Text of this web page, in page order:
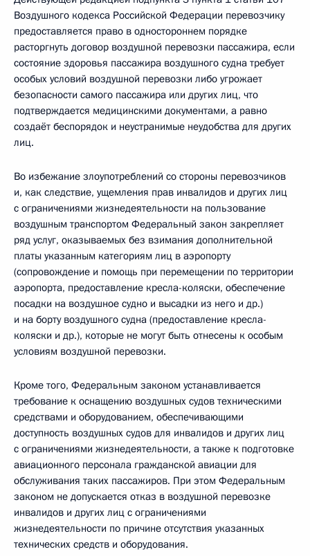
Воздушного кодекса Российской Федерации перевозчику
предоставляется право в одностороннем порядке
расторгнуть договор воздушной перевозки пассажира, если
состояние здоровья пассажира воздушного судна требует
особых условий воздушной перевозки либо угрожает
безопасности самого пассажира или других лиц, что
подтверждается медицинскими документами, а равно
создаёт беспорядок и неустранимые неудобства для других
лиц.
Во избежание злоупотреблений со стороны перевозчиков
и, как следствие, ущемления прав инвалидов и других лиц
с ограничениями жизнедеятельности на пользование
воздушным транспортом Федеральный закон закрепляет
ряд услуг, оказываемых без взимания дополнительной
платы указанным категориям лиц в аэропорту
(сопровождение и помощь при перемещении по территории
аэропорта, предоставление кресла-коляски, обеспечение
посадки на воздушное судно и высадки из него и др.)
и на борту воздушного судна (предоставление кресла-
коляски и др.), которые не могут быть отнесены к особым
условиям воздушной перевозки.
Кроме того, Федеральным законом устанавливается
требование к оснащению воздушных судов техническими
средствами и оборудованием, обеспечивающими
доступность воздушных судов для инвалидов и других лиц
с ограничениями жизнедеятельности, а также к подготовке
авиационного персонала гражданской авиации для
обслуживания таких пассажиров. При этом Федеральным
законом не допускается отказ в воздушной перевозке
инвалидов и других лиц с ограничениями
жизнедеятельности по причине отсутствия указанных
технических средств и оборудования.